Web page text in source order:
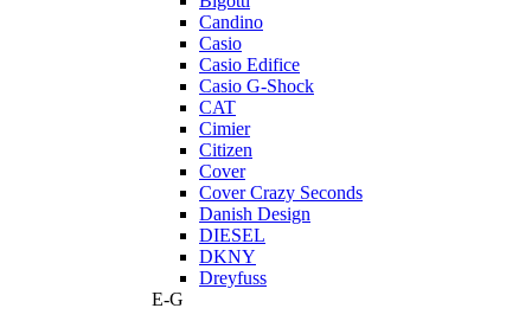
Candino
Casio
Casio Edifice
Casio G-Shock
CAT
Cimier
Citizen
Cover
Cover Crazy Seconds
Danish Design
DIESEL
DKNY
Dreyfuss
E-G